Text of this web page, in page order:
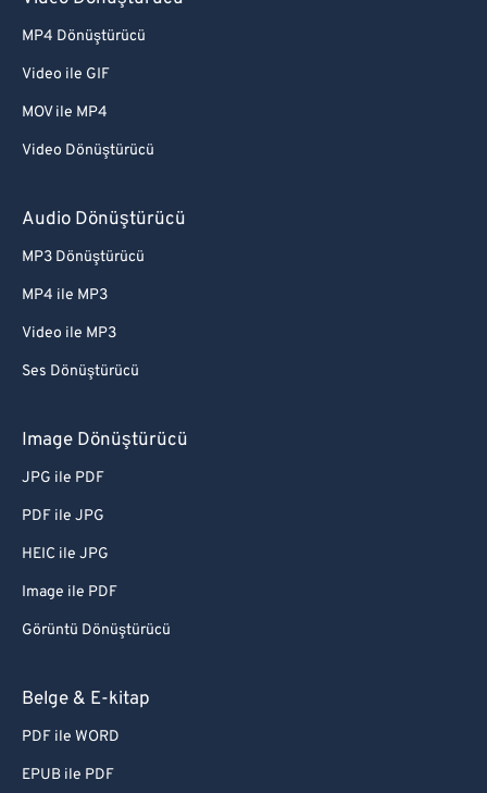
MP4 Dönüştürücü
Video ile GIF
MOV ile MP4
Video Dönüştürücü
Audio Dönüştürücü
MP3 Dönüştürücü
MP4 ile MP3
Video ile MP3
Ses Dönüştürücü
Image Dönüştürücü
JPG ile PDF
PDF ile JPG
HEIC ile JPG
Image ile PDF
Görüntü Dönüştürücü
Belge & E-kitap
PDF ile WORD
EPUB ile PDF